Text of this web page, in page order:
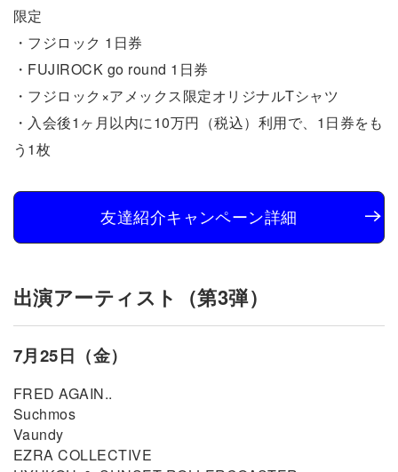
限定
・フジロック 1日券
・FUJIROCK go round 1日券
・フジロック×アメックス限定オリジナルTシャツ
・入会後1ヶ月以内に10万円（税込）利用で、1日券をも
う1枚
友達紹介キャンペーン詳細
出演アーティスト（第3弾）
7月25日（金）
FRED AGAIN..
Suchmos
Vaundy
EZRA COLLECTIVE